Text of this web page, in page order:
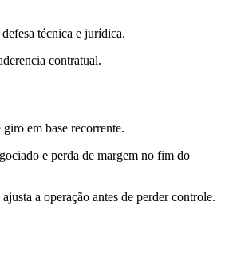
técnica e jurídica.
contratual.
em base recorrente.
e perda de margem no fim do
a operação antes de perder controle.